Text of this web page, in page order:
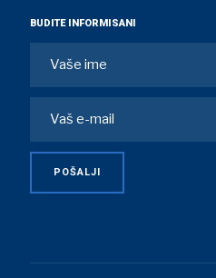
BUDITE INFORMISANI